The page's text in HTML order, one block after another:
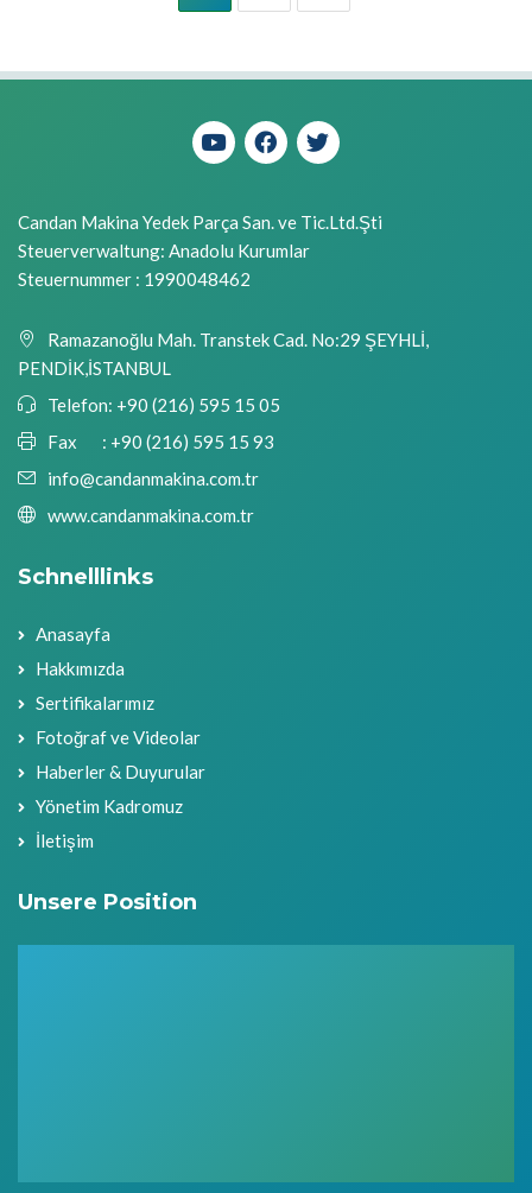
Candan Makina Yedek Parça San. ve Tic.Ltd.Şti
Steuerverwaltung: Anadolu Kurumlar
Steuernummer : 1990048462
Ramazanoğlu Mah. Transtek Cad. No:29 ŞEYHLİ,
PENDİK,İSTANBUL
Telefon: +90 (216) 595 15 05
Fax : +90 (216) 595 15 93
info@candanmakina.com.tr
www.candanmakina.com.tr
Schnelllinks
Anasayfa
Hakkımızda
Sertifikalarımız
Fotoğraf ve Videolar
Haberler & Duyurular
Yönetim Kadromuz
İletişim
Unsere Position